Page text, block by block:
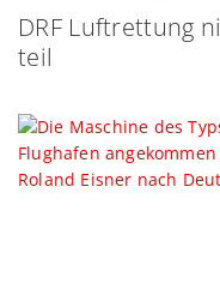
DRF Luftrettung
teil